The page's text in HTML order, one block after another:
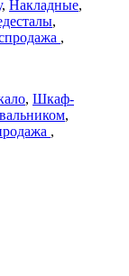
, Накладные,
,
,
, Шкаф-
,
,